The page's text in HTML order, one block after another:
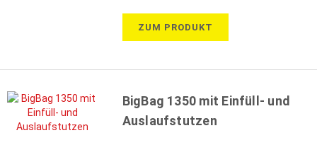
ZUM PRODUKT
BigBag 1350 mit Einfüll- und
Auslaufstutzen